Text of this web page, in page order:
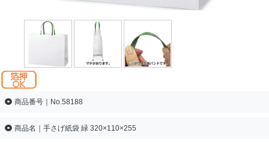
商品番号｜No.58188
商品名｜手さげ紙袋 緑 320×110×255